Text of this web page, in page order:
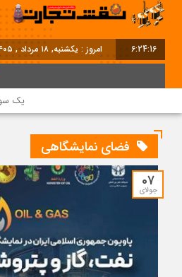
6:24:17 امروز : یکشنبه, ۱۸ مرداد , ۱۴۰۵
یک
فضای نمایشگاهی
07
جولای